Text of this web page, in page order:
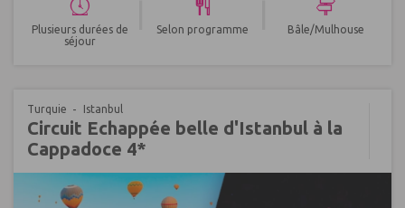
Plusieurs durées de
séjour
Selon programme Bâle/Mulhouse
Turquie Istanbul
Circuit Echappée belle d'Istanbul à la
Cappadoce 4*